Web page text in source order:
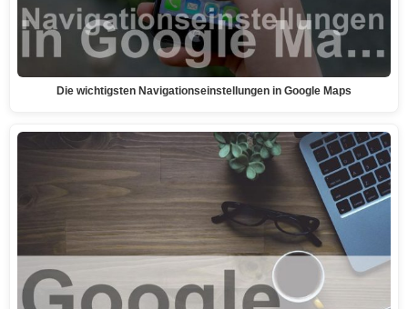
Die wichtigsten Navigationseinstellungen in Google Maps